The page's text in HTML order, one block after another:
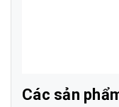
Các sản